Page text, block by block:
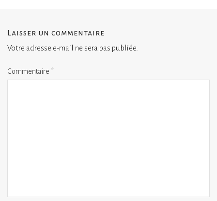
Laisser un commentaire
Votre adresse e-mail ne sera pas publiée.
Commentaire *